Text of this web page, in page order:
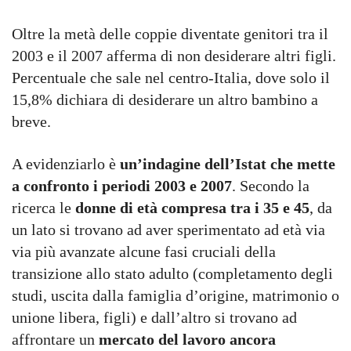
Oltre la metà delle coppie diventate genitori tra il
2003 e il 2007 afferma di non desiderare altri figli.
Percentuale che sale nel centro-Italia, dove solo il
15,8% dichiara di desiderare un altro bambino a
breve.
A evidenziarlo è un’indagine dell’Istat che mette
a confronto i periodi 2003 e 2007. Secondo la
ricerca le donne di età compresa tra i 35 e 45, da
un lato si trovano ad aver sperimentato ad età via
via più avanzate alcune fasi cruciali della
transizione allo stato adulto (completamento degli
studi, uscita dalla famiglia d’origine, matrimonio o
unione libera, figli) e dall’altro si trovano ad
affrontare un mercato del lavoro ancora